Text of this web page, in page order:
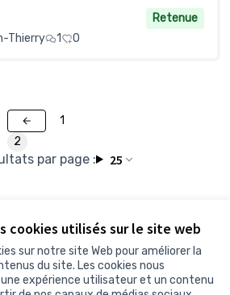
cookies utilisés sur le site web
sur notre site Web pour améliorer la
du site. Les cookies nous
expérience utilisateur et un contenu
Retenue
Thierry
1 0
par page : 25
1
2
retirées